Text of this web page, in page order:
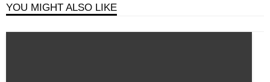
YOU MIGHT ALSO LIKE